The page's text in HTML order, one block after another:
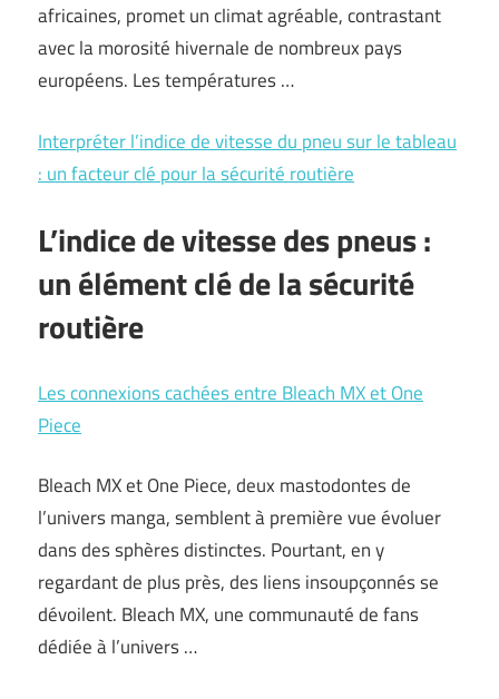
africaines, promet un climat agréable, contrastant
avec la morosité hivernale de nombreux pays
européens. Les températures …
Interpréter l’indice de vitesse du pneu sur le tableau
: un facteur clé pour la sécurité routière
L’indice de vitesse des pneus :
un élément clé de la sécurité
routière
Les connexions cachées entre Bleach MX et One
Piece
Bleach MX et One Piece, deux mastodontes de
l’univers manga, semblent à première vue évoluer
dans des sphères distinctes. Pourtant, en y
regardant de plus près, des liens insoupçonnés se
dévoilent. Bleach MX, une communauté de fans
dédiée à l’univers …